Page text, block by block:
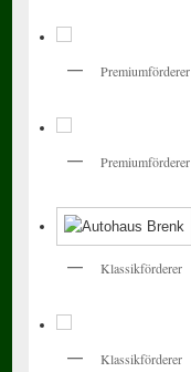
Premiumförderer
Premiumförderer
Klassikförderer
Klassikförderer